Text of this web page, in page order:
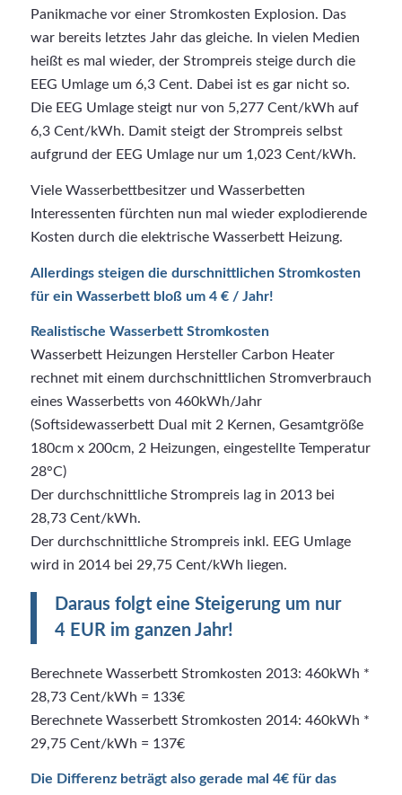
Panikmache vor einer Stromkosten Explosion. Das
war bereits letztes Jahr das gleiche. In vielen Medien
heißt es mal wieder, der Strompreis steige durch die
EEG Umlage um 6,3 Cent. Dabei ist es gar nicht so.
Die EEG Umlage steigt nur von 5,277 Cent/kWh auf
6,3 Cent/kWh. Damit steigt der Strompreis selbst
aufgrund der EEG Umlage nur um 1,023 Cent/kWh.
Viele Wasserbettbesitzer und Wasserbetten
Interessenten fürchten nun mal wieder explodierende
Kosten durch die elektrische Wasserbett Heizung.
Allerdings steigen die durschnittlichen Stromkosten
für ein Wasserbett bloß um 4 € / Jahr!
Realistische Wasserbett Stromkosten
Wasserbett Heizungen Hersteller Carbon Heater
rechnet mit einem durchschnittlichen Stromverbrauch
eines Wasserbetts von 460kWh/Jahr
(Softsidewasserbett Dual mit 2 Kernen, Gesamtgröße
180cm x 200cm, 2 Heizungen, eingestellte Temperatur
28°C)
Der durchschnittliche Strompreis lag in 2013 bei
28,73 Cent/kWh.
Der durchschnittliche Strompreis inkl. EEG Umlage
wird in 2014 bei 29,75 Cent/kWh liegen.
Daraus folgt eine Steigerung um nur
4 EUR im ganzen Jahr!
Berechnete Wasserbett Stromkosten 2013: 460kWh *
28,73 Cent/kWh = 133€
Berechnete Wasserbett Stromkosten 2014: 460kWh *
29,75 Cent/kWh = 137€
Die Differenz beträgt also gerade mal 4€ für das